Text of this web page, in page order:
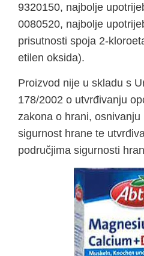
9320150, najbolje
0080520, najbolje
prisutnosti spoja 2-
etilen oksida).
Proizvod nije u skladu s
178/2002 o utvrđivanju
zakona o hrani,
sigurnost hrane te
područjima sigurnosti